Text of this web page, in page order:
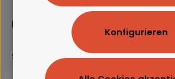
Rechtliches
Service
Konfigurieren